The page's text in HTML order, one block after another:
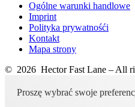
Ogólne warunki handlowe
Imprint
Polityka prywatnośći
Kontakt
Mapa strony
© 2026 Hector Fast Lane – All
Proszę wybrać swoje